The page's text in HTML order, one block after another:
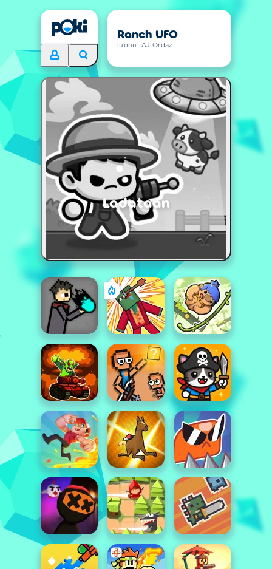
Ranch UFO
luonut AJ Ordaz
Ladataan